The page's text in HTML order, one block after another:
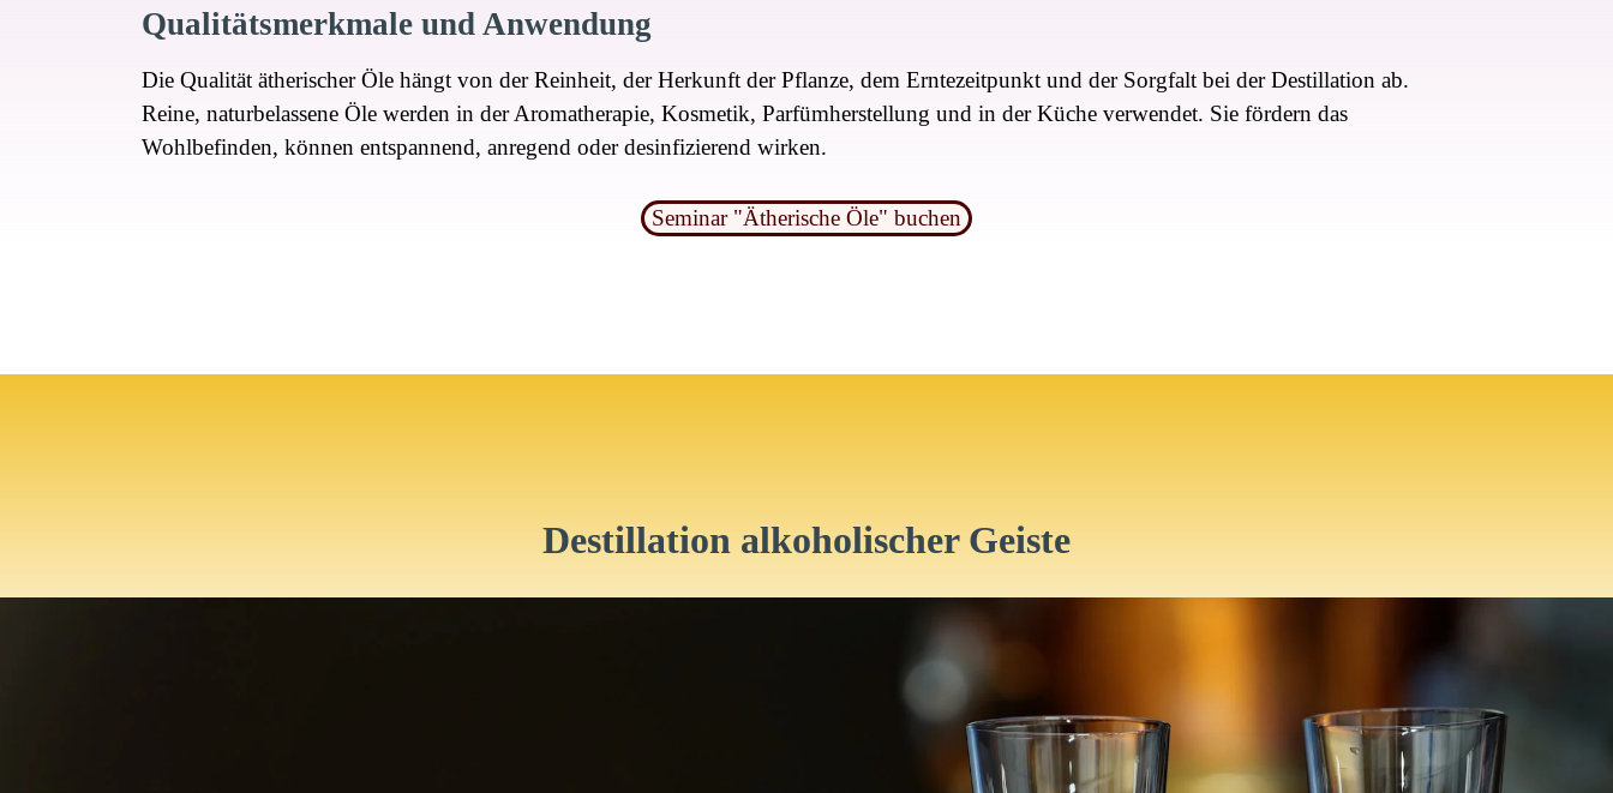
Qualitätsmerkmale und Anwendung
Die Qualität ätherischer Öle hängt von der Reinheit, der Herkunft der Pflanze, dem Erntezeitpunkt und der Sorgfalt bei der Destillation ab.
Reine, naturbelassene Öle werden in der Aromatherapie, Kosmetik, Parfümherstellung und in der Küche verwendet. Sie fördern das
Wohlbefinden, können entspannend, anregend oder desinfizierend wirken.
Seminar "Ätherische Öle" buchen
Destillation alkoholischer Geiste